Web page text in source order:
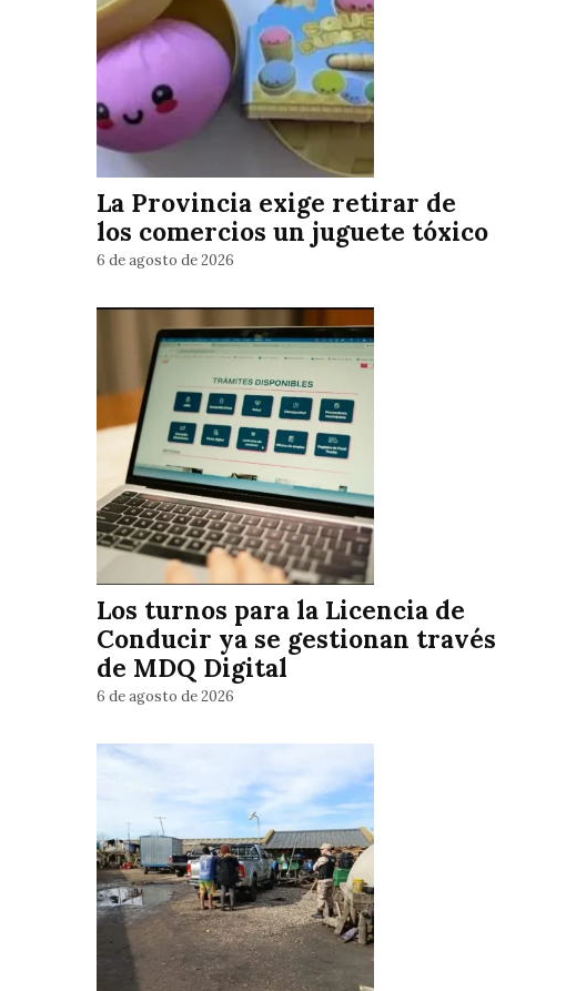
La Provincia exige retirar de
los comercios un juguete tóxico
6 de agosto de 2026
Los turnos para la Licencia de
Conducir ya se gestionan través
de MDQ Digital
6 de agosto de 2026